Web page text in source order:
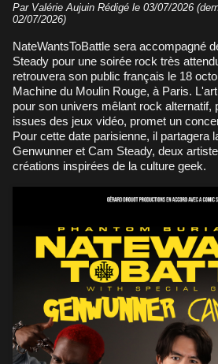
Par Valérie Aujuin Rédigé le 03/07/2026
02/07/2026)
NateWantsToBattle sera accompagné
Steady pour une soirée rock très
retrouvera son public français le 18
Machine du Moulin Rouge, à Paris.
pour son univers mêlant rock alternatif,
issues des jeux vidéo, promet un
Pour cette date parisienne, il partagera
Genwunner et Cam Steady, deux
créations inspirées de la culture geek.